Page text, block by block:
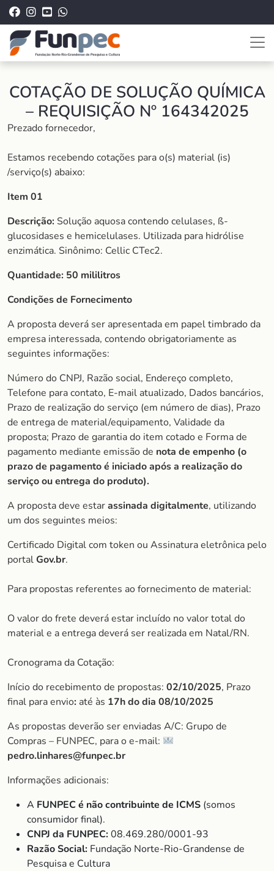
COTAÇÃO DE SOLUÇÃO QUÍMICA
– REQUISIÇÃO Nº 164342025
Prezado fornecedor,
Estamos recebendo cotações para o(s) material (is)
/serviço(s) abaixo:
Item 01
Descrição: Solução aquosa contendo celulases, ß-
glucosidases e hemicelulases. Utilizada para hidrólise
enzimática. Sinônimo: Cellic CTec2.
Quantidade: 50 mililitros
Condições de Fornecimento
A proposta deverá ser apresentada em papel timbrado da
empresa interessada, contendo obrigatoriamente as
seguintes informações:
Número do CNPJ, Razão social, Endereço completo,
Telefone para contato, E-mail atualizado, Dados bancários,
Prazo de realização do serviço (em número de dias), Prazo
de entrega de material/equipamento, Validade da
proposta; Prazo de garantia do item cotado e Forma de
pagamento mediante emissão de nota de empenho (o
prazo de pagamento é iniciado após a realização do
serviço ou entrega do produto).
A proposta deve estarassinada digitalmente, utilizando
um dos seguintes meios:
Certificado Digital com token ou Assinatura eletrônica pelo
portalGov.br.
Para propostas referentes ao fornecimento de material:
O valor do frete deverá estar incluído no valor total do
material e a entrega deverá ser realizada em Natal/RN.
Cronograma da Cotação:
Início do recebimento de propostas: 02/10/2025, Prazo
final para envio: até às 17h do dia 08/10/2025
As propostas deverão ser enviadas A/C: Grupo de
Compras – FUNPEC, para o e-mail:
pedro.linhares@funpec.br
Informações adicionais:
A FUNPEC é não contribuinte de ICMS (somos
consumidor final).
CNPJ da FUNPEC:08.469.280/0001-93
Razão Social: Fundação Norte-Rio-Grandense de
Pesquisa e Cultura